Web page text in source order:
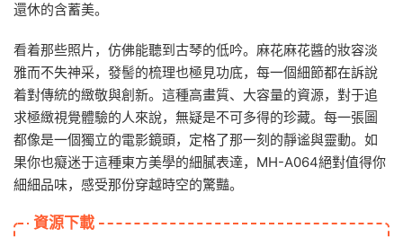
還休的含蓄美。
看着那些照片，仿佛能聽到古琴的低吟。麻花麻花醬的妝容淡
雅而不失神采，發髻的梳理也極見功底，每一個細節都在訴說
着對傳統的緻敬與創新。這種高畫質、大容量的資源，對于追
求極緻視覺體驗的人來說，無疑是不可多得的珍藏。每一張圖
都像是一個獨立的電影鏡頭，定格了那一刻的靜谧與靈動。如
果你也癡迷于這種東方美學的細膩表達，MH-A064絕對值得你
細細品味，感受那份穿越時空的驚豔。
資源下載